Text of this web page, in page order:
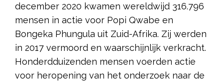
december 2020 kwamen wereldwijd 316.796
mensen in actie voor Popi Qwabe en
Bongeka Phungula uit Zuid-Afrika. Zij werden
in 2017 vermoord en waarschijnlijk verkracht.
Honderdduizenden mensen voerden actie
voor heropening van het onderzoek naar de